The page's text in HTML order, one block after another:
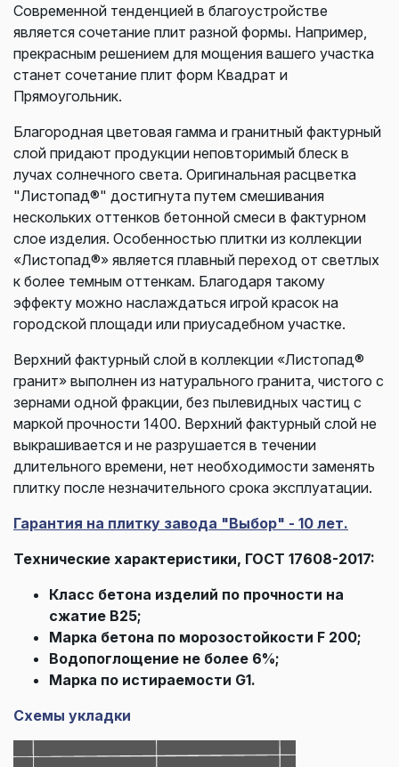
Современной тенденцией в благоустройстве
является сочетание плит разной формы. Например,
прекрасным решением для мощения вашего участка
станет сочетание плит форм Квадрат и
Прямоугольник.
Благородная цветовая гамма и гранитный фактурный
слой придают продукции неповторимый блеск в
лучах солнечного света. Оригинальная расцветка
"Листопад®" достигнута путем смешивания
нескольких оттенков бетонной смеси в фактурном
слое изделия. Особенностью плитки из коллекции
«Листопад®» является плавный переход от светлых
к более темным оттенкам. Благодаря такому
эффекту можно наслаждаться игрой красок на
городской площади или приусадебном участке.
Верхний фактурный слой в коллекции «Листопад®
гранит» выполнен из натурального гранита, чистого с
зернами одной фракции, без пылевидных частиц с
маркой прочности 1400. Верхний фактурный слой не
выкрашивается и не разрушается в течении
длительного времени, нет необходимости заменять
плитку после незначительного срока эксплуатации.
Гарантия на плитку завода "Выбор" - 10 лет.
Технические характеристики, ГОСТ 17608-2017:
Класс бетона изделий по прочности на
сжатие В25;
Марка бетона по морозостойкости F 200;
Водопоглощение не более 6%;
Марка по истираемости G1.
Схемы укладки